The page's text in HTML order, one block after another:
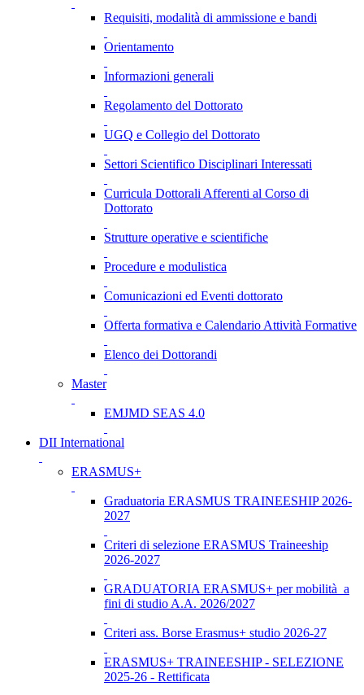
Requisiti, modalità di ammissione e bandi
Orientamento
Informazioni generali
Regolamento del Dottorato
UGQ e Collegio del Dottorato
Settori Scientifico Disciplinari Interessati
Curricula Dottorali Afferenti al Corso di
Dottorato
Strutture operative e scientifiche
Procedure e modulistica
Comunicazioni ed Eventi dottorato
Offerta formativa e Calendario Attività Formative
Elenco dei Dottorandi
Master
EMJMD SEAS 4.0
DII International
ERASMUS+
Graduatoria ERASMUS TRAINEESHIP 2026-
2027
Criteri di selezione ERASMUS Traineeship
2026-2027
GRADUATORIA ERASMUS+ per mobilità a
fini di studio A.A. 2026/2027
Criteri ass. Borse Erasmus+ studio 2026-27
ERASMUS+ TRAINEESHIP - SELEZIONE
2025-26 - Rettificata